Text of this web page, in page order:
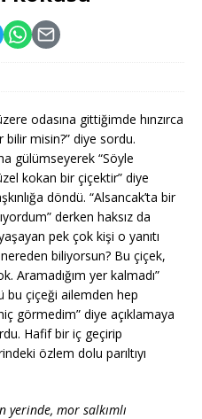
odasına gittiğimde hınzırca
misin?” diye sordu.
gülümseyerek “Söyle
kokan bir çiçektir” diye
döndü. “Alsancak’ta bir
derken haksız da
pek çok kişi o yanıtı
biliyorsun? Bu çiçek,
Aramadığım yer kalmadı”
bu çiçeği ailemden hep
görmedim” diye açıklamaya
Hafif bir iç geçirip
özlem dolu parıltıyı
yerinde, mor salkımlı